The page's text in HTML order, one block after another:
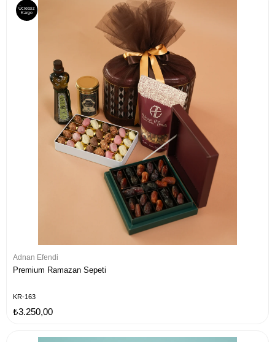
Adnan Efendi
Premium Ramazan Sepeti
KR-163
₺3.250,00
Ücretsiz
Kargo